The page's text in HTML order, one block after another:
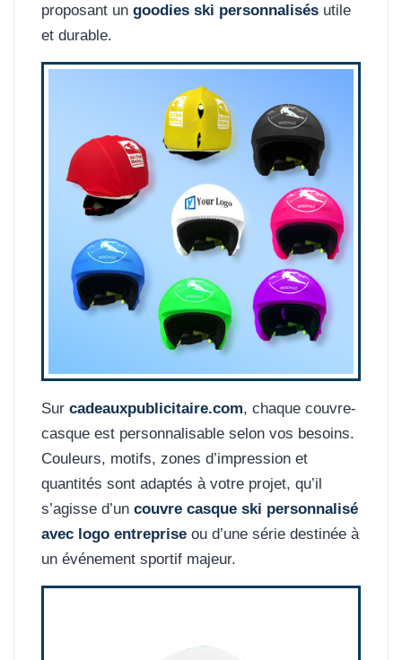
proposant un goodies ski personnalisés utile
et durable.
Sur cadeauxpublicitaire.com, chaque couvre-
casque est personnalisable selon vos besoins.
Couleurs, motifs, zones d’impression et
quantités sont adaptés à votre projet, qu’il
s’agisse d’un couvre casque ski personnalisé
avec logo entreprise ou d’une série destinée à
un événement sportif majeur.